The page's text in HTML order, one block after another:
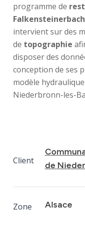
programme de
Falkensteinerbach
intervient sur des
de topographie
disposer des
conception de ses
modèle
Niederbronn-les-
Client
de
Zone Alsace